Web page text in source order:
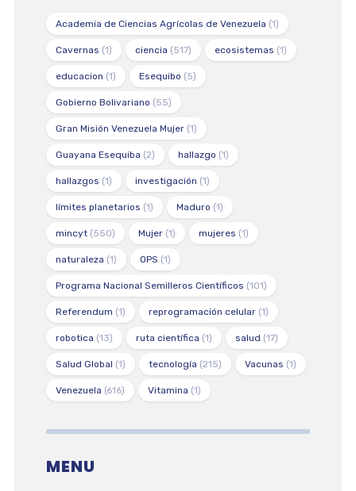
Academia de Ciencias Agrícolas de Venezuela (1)
Cavernas (1) ciencia (517) ecosistemas (1)
educacion (1) Esequibo (5)
Gobierno Bolivariano (55)
Gran Misión Venezuela Mujer(1)
Guayana Esequiba (2) hallazgo (1)
hallazgos (1) investigación (1)
límites planetarios (1) Maduro (1)
mincyt(550) Mujer(1) mujeres (1)
naturaleza (1) OPS (1)
Programa Nacional Semilleros Científicos (101)
Referendum (1) reprogramación celular(1)
robotica (13) ruta científica (1) salud (17)
Salud Global (1) tecnología (215) Vacunas (1)
Venezuela (616) Vitamina (1)
MENU